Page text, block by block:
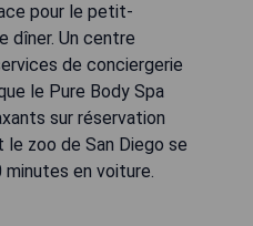
pour le petit-
dîner. Un centre
de conciergerie
le Pure Body Spa
sur réservation
le zoo de San Diego se
en voiture.